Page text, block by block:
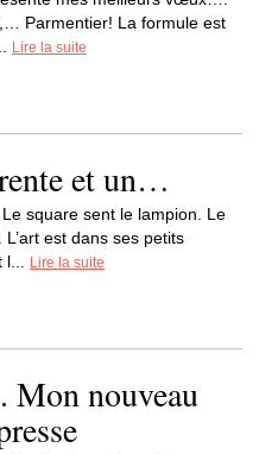
Parmentier! La formule est
Lire la suite
et un…
square sent le lampion. Le
est dans ses petits
Lire la suite
nouveau